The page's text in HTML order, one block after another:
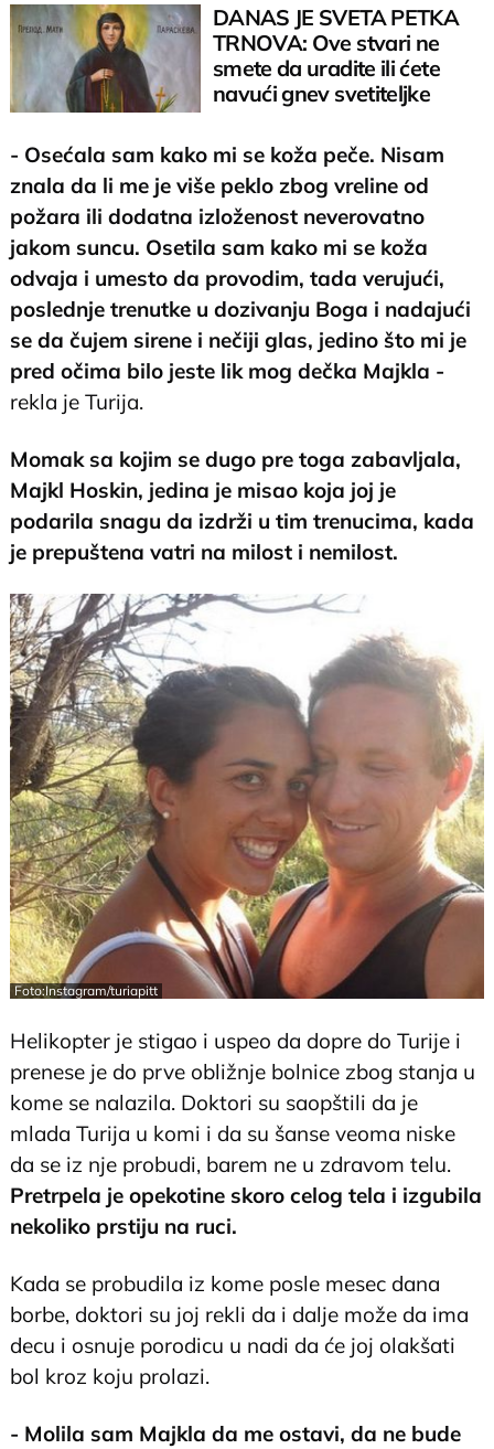
DANAS JE SVETA PETKA
TRNOVA: Ove stvari ne
smete da uradite ili ćete
navući gnev svetiteljke
- Osećala sam kako mi se koža peče. Nisam
znala da li me je više peklo zbog vreline od
požara ili dodatna izloženost neverovatno
jakom suncu. Osetila sam kako mi se koža
odvaja i umesto da provodim, tada verujući,
poslednje trenutke u dozivanju Boga i nadajući
se da čujem sirene i nečiji glas, jedino što mi je
pred očima bilo jeste lik mog dečka Majkla -
rekla je Turija.
Momak sa kojim se dugo pre toga zabavljala,
Majkl Hoskin, jedina je misao koja joj je
podarila snagu da izdrži u tim trenucima, kada
je prepuštena vatri na milost i nemilost.
Foto:Instagram/turiapitt
Helikopter je stigao i uspeo da dopre do Turije i
prenese je do prve obližnje bolnice zbog stanja u
kome se nalazila. Doktori su saopštili da je
mlada Turija u komi i da su šanse veoma niske
da se iz nje probudi, barem ne u zdravom telu.
Pretrpela je opekotine skoro celog tela i izgubila
nekoliko prstiju na ruci.
Kada se probudila iz kome posle mesec dana
borbe, doktori su joj rekli da i dalje može da ima
decu i osnuje porodicu u nadi da će joj olakšati
bol kroz koju prolazi.
- Molila sam Majkla da me ostavi, da ne bude